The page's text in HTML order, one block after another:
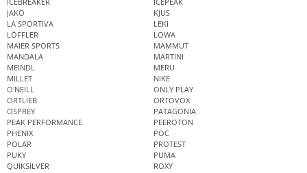
JAKO
KJUS
LA SPORTIVA
LEKI
LÖFFLER
LOWA
MAIER SPORTS
MAMMUT
MANDALA
MARTINI
MEINDL
MERU
MILLET
NIKE
O'NEILL
ONLY PLAY
ORTLIEB
ORTOVOX
OSPREY
PATAGONIA
PEAK PERFORMANCE
PEEROTON
PHENIX
POC
POLAR
PROTEST
PUKY
PUMA
QUIKSILVER
ROXY